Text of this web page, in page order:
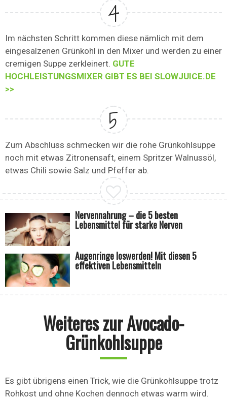
Im nächsten Schritt kommen diese nämlich mit dem
eingesalzenen Grünkohl in den Mixer und werden zu einer
cremigen Suppe zerkleinert. GUTE
HOCHLEISTUNGSMIXER GIBT ES BEI SLOWJUICE.DE
>>
Zum Abschluss schmecken wir die rohe Grünkohlsuppe
noch mit etwas Zitronensaft, einem Spritzer Walnussöl,
etwas Chili sowie Salz und Pfeffer ab.
Nervennahrung – die 5 besten
Lebensmittel für starke Nerven
Augenringe loswerden! Mit diesen 5
effektiven Lebensmitteln
Weiteres zur Avocado-
Grünkohlsuppe
Es gibt übrigens einen Trick, wie die Grünkohlsuppe trotz
Rohkost und ohne Kochen dennoch etwas warm wird.